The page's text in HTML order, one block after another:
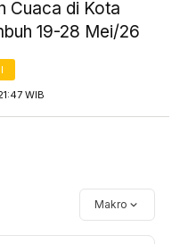
Cuaca di Kota
19-28 Mei/26
WIB
Makro